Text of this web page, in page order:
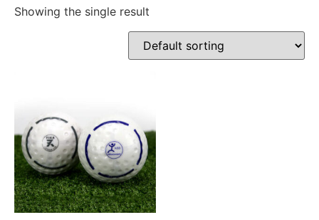
Showing the single result